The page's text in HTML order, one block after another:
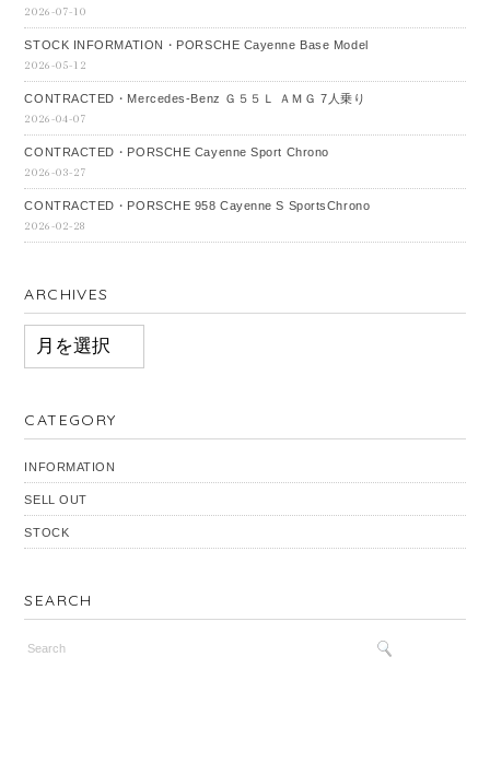
2026-07-10
STOCK INFORMATION・PORSCHE Cayenne Base Model
2026-05-12
CONTRACTED・Mercedes‐Benz Ｇ５５Ｌ ＡＭＧ 7人乗り
2026-04-07
CONTRACTED・PORSCHE Cayenne Sport Chrono
2026-03-27
CONTRACTED・PORSCHE 958 Cayenne S SportsChrono
2026-02-28
ARCHIVES
ARCHIVES
CATEGORY
INFORMATION
SELL OUT
STOCK
SEARCH